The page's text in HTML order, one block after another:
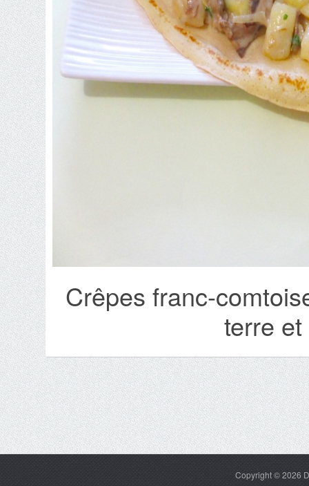
Crêpes franc-
terre
Copyright © 2026